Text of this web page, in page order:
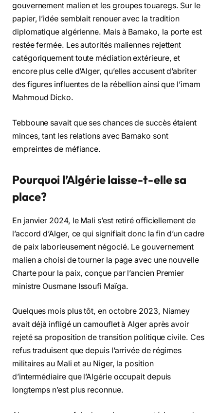
gouvernement malien et les groupes touaregs. Sur le
papier, l’idée semblait renouer avec la tradition
diplomatique algérienne. Mais à Bamako, la porte est
restée fermée. Les autorités maliennes rejettent
catégoriquement toute médiation extérieure, et
encore plus celle d’Alger, qu’elles accusent d’abriter
des figures influentes de la rébellion ainsi que l’imam
Mahmoud Dicko.
Tebboune savait que ses chances de succès étaient
minces, tant les relations avec Bamako sont
empreintes de méfiance.
Pourquoi l’Algérie laisse-t-elle sa
place?
En janvier 2024, le Mali s’est retiré officiellement de
l’accord d’Alger, ce qui signifiait donc la fin d’un cadre
de paix laborieusement négocié. Le gouvernement
malien a choisi de tourner la page avec une nouvelle
Charte pour la paix, conçue par l’ancien Premier
ministre Ousmane Issoufi Maïga.
Quelques mois plus tôt, en octobre 2023, Niamey
avait déjà infligé un camouflet à Alger après avoir
rejeté sa proposition de transition politique civile. Ces
refus traduisent que depuis l’arrivée de régimes
militaires au Mali et au Niger, la position
d’intermédiaire que l’Algérie occupait depuis
longtemps n’est plus reconnue.